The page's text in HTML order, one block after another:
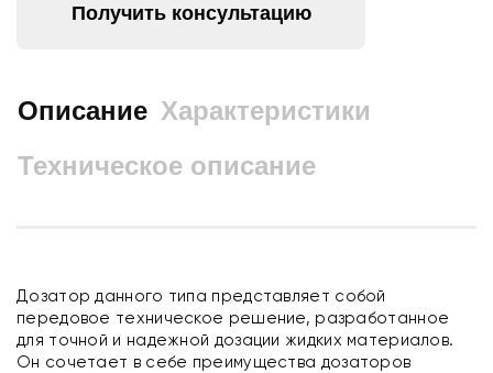
Получить консультацию
Описание Характеристики
Техническое описание
Дозатор данного типа представляет собой
передовое техническое решение, разработанное
для точной и надежной дозации жидких материалов.
Он сочетает в себе преимущества дозаторов